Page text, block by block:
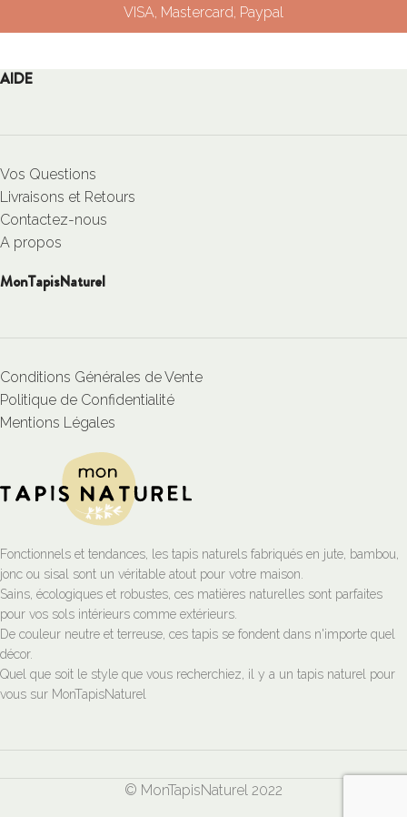
VISA, Mastercard, Paypal
AIDE
Vos Questions
Livraisons et Retours
Contactez-nous
A propos
MonTapisNaturel
Conditions Générales de Vente
Politique de Confidentialité
Mentions Légales
Fonctionnels et tendances, les tapis naturels fabriqués en jute, bambou,
jonc ou sisal sont un véritable atout pour votre maison.
Sains, écologiques et robustes, ces matières naturelles sont parfaites
pour vos sols intérieurs comme extérieurs.
De couleur neutre et terreuse, ces tapis se fondent dans n'importe quel
décor.
Quel que soit le style que vous recherchiez, il y a un tapis naturel pour
vous sur MonTapisNaturel
© MonTapisNaturel 2022